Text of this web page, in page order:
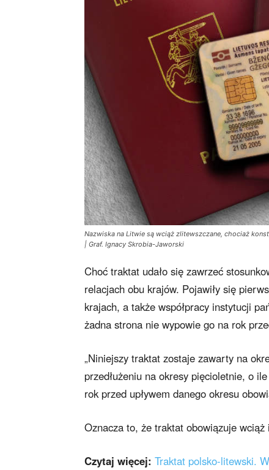
Nazwiska na Litwie są wciąż zlitewszczane, chociaż
| Graf. Ignacy Skrobia-Jaworski
Choć traktat udało się zawrzeć
relacjach obu krajów. Pojawiły się
krajach, a także współpracy instytucji
żadna strona nie wypowie go na rok
„Niniejszy traktat zostaje zawarty na
przedłużeniu na okresy pięcioletnie, o
rok przed upływem danego okresu
Oznacza to, że traktat obowiązuje wciąż
Czytaj więcej: Traktat polsko-litewski.